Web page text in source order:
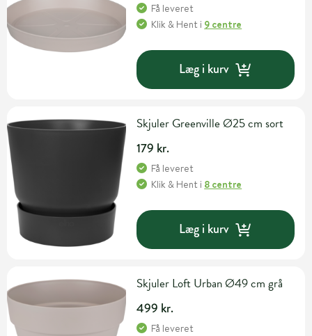
Få leveret
Klik & Hent i 9 centre
Læg i kurv
Skjuler Greenville Ø25 cm sort
179 kr.
Få leveret
Klik & Hent i 8 centre
Læg i kurv
Skjuler Loft Urban Ø49 cm grå
499 kr.
Få leveret